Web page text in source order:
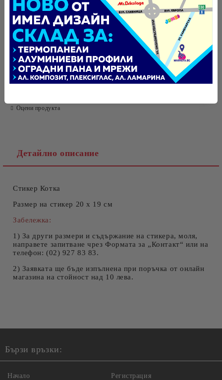
БЪРЗА ПОРЪЧКА БЕЗ РЕГИСТРАЦИЯ
САМО ПОПЪЛНЕТЕ 4 ПОЛЕТА
Оцени продукта
Детайлно описание
Стикер Котка
Размер на стикер 20 x 19 см
Забележка:
1) За други размери и съдържание на стикера, моля,
направете запитване чрез Формата за „Контакт“ или на
телефон: (02) 927 83 83.
2) Заявката ще бъде изпълнена при поръчка от онлайн
магазина на стойност над 10 лева.
Бързи връзки:
Начало Регистрация